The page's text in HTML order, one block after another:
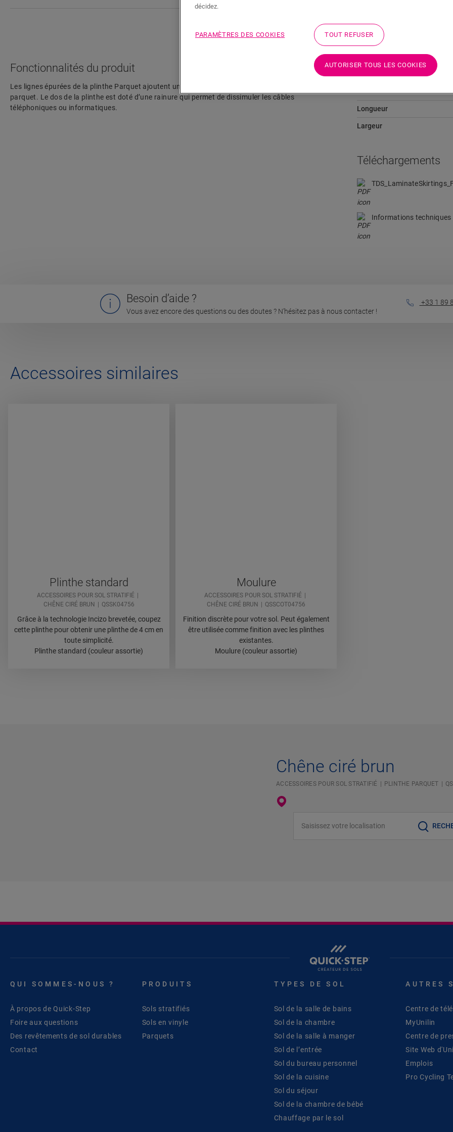
Fonctionnalités du produit
Les lignes épurées de la plinthe Parquet ajoutent une touche élégante à n’importe quel sol en
parquet. Le dos de la plinthe est doté d’une rainure qui permet de dissimuler les câbles
téléphoniques ou informatiques.
Dimensions
Hauteur
Longueur
Largeur
Téléchargements
Informations techniques
Besoin d’aide ?
Vous avez encore des questions ou des doutes ? N’hésitez pas à nous contacter !
+33 1 89
Accessoires similaires
Plinthe standard
ACCESSOIRES POUR SOL STRATIFIÉ
CHÊNE CIRÉ BRUN
QSSK04756
Grâce à la technologie Incizo brevetée, coupez
cette plinthe pour obtenir une plinthe de 4 cm en
toute simplicité.
Plinthe standard (couleur assortie)
Moulure
ACCESSOIRES POUR SOL STRATIFIÉ
CHÊNE CIRÉ BRUN
QSSCOT04756
Finition discrète pour votre sol. Peut également
être utilisée comme finition avec les plinthes
existantes.
Moulure (couleur assortie)
Chêne ciré brun
ACCESSOIRES POUR SOL STRATIFIÉ PLINTHE PARQUET
QUI SOMMES-NOUS ?
À propos de Quick-Step
Foire aux questions
Des revêtements de sol durables
Contact
PRODUITS
Sols stratifiés
Sols en vinyle
Parquets
TYPES DE SOL
Sol de la salle de bains
Sol de la chambre
Sol de la salle à manger
Sol de l’entrée
Sol du bureau personnel
Sol de la cuisine
Sol du séjour
Sol de la chambre de bébé
Chauffage par le sol
AUTRES
Centre de
MyUnilin
Centre de
Site Web
Emplois
Pro Cycling
décidez.
PARAMÈTRES DES COOKIES TOUT REFUSER
AUTORISER TOUS LES COOKIES